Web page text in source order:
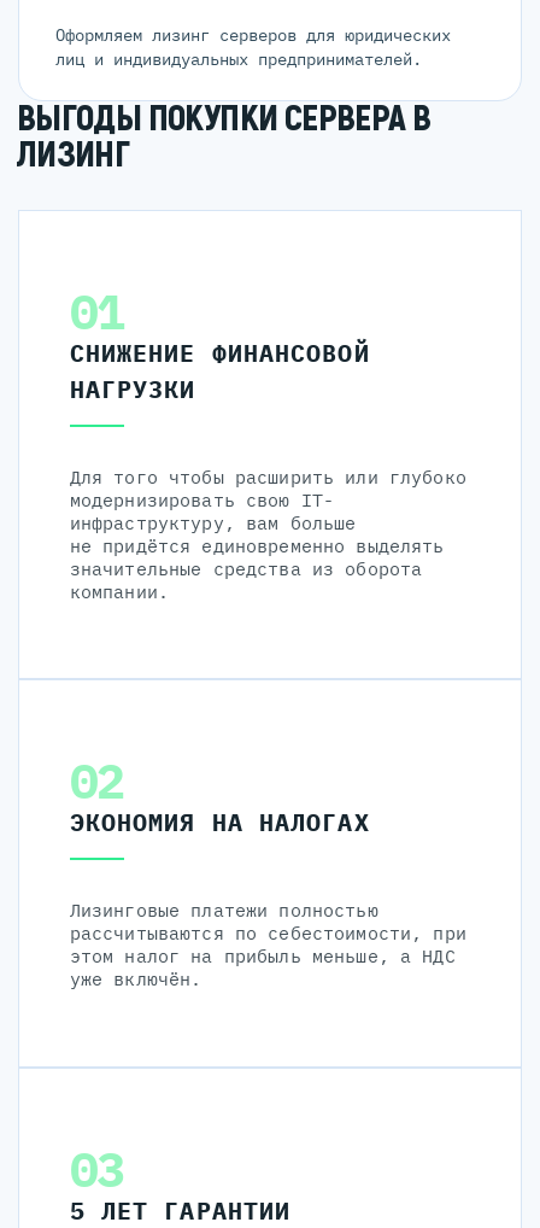
Оформляем лизинг серверов для юридических
лиц и индивидуальных предпринимателей.
ВЫГОДЫ ПОКУПКИ СЕРВЕРА В
ЛИЗИНГ
01
СНИЖЕНИЕ ФИНАНСОВОЙ
НАГРУЗКИ
Для того чтобы расширить или глубоко
модернизировать свою IT-
инфраструктуру, вам больше
не придётся единовременно выделять
значительные средства из оборота
компании.
02
ЭКОНОМИЯ НА НАЛОГАХ
Лизинговые платежи полностью
рассчитываются по себестоимости, при
этом налог на прибыль меньше, а НДС
уже включён.
03
5 ЛЕТ ГАРАНТИИ